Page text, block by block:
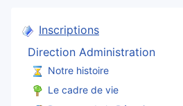
Inscriptions
Direction Administration
Notre histoire
Le cadre de vie